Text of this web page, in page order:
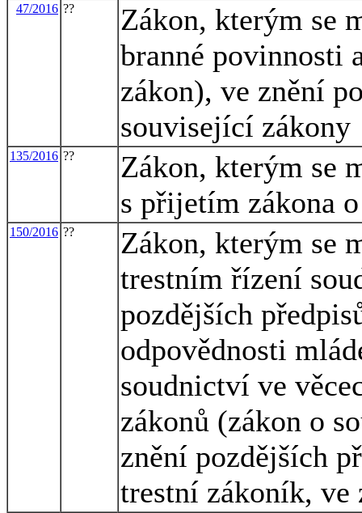
47/2016 ??
Zákon, kterým se
branné povinnosti
zákon), ve znění
související zákony
135/2016 ??
Zákon, kterým se
s přijetím zákona
150/2016 ??
Zákon, kterým se
trestním řízení
pozdějších
odpovědnosti
soudnictví ve
zákonů (zákon o
znění pozdějších
trestní zákoník, ve